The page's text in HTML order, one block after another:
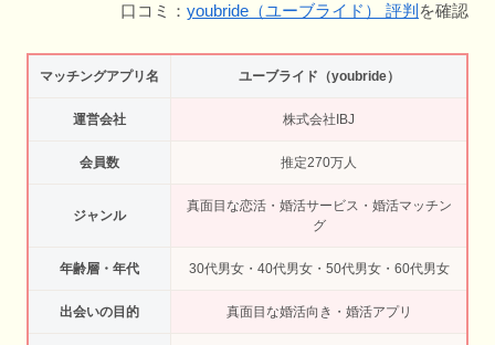
口コミ： youbride（ユーブライド） 評判 を確認
マッチングアプリ名 ユーブライド（youbride）
運営会社 株式会社IBJ
会員数 推定270万人
ジャンル
真面目な恋活・婚活サービス・婚活マッチン
グ
年齢層・年代 30代男女・40代男女・50代男女・60代男女
出会いの目的 真面目な婚活向き・婚活アプリ